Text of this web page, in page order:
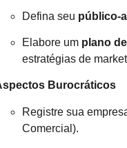
Defina seu público-
Elabore um plano
estratégias de
Burocráticos
Registre sua
Comercial).